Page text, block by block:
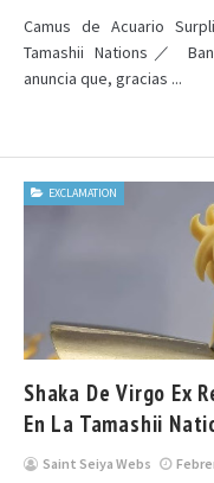
Camus de Acuario
Tamashii Nations／
anuncia que, gracias ...
EXCLAMATION
Shaka De Virgo Ex
En La Tamashii
Saint Seiya Webs